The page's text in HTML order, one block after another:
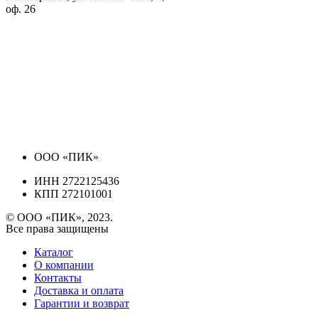
оф. 26
ООО «ПИК»
ИНН 2722125436
КПП 272101001
© ООО «ПИК», 2023.
Все права защищены
Каталог
О компании
Контакты
Доставка и оплата
Гарантии и возврат